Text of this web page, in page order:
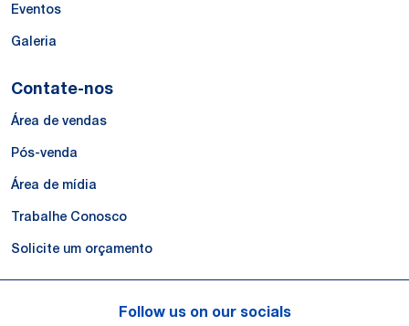
Eventos
Galeria
Contate-nos
Área de vendas
Pós-venda
Área de mídia
Trabalhe Conosco
Solicite um orçamento
Follow us on our socials